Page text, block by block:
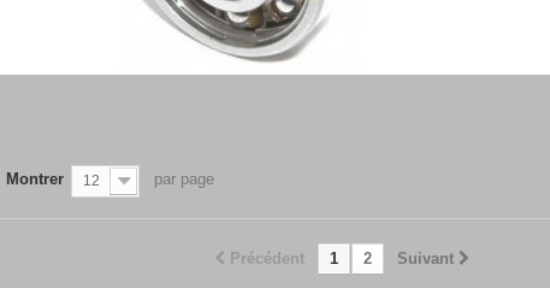
Montrer 12 par page
Précédent 1 2 Suivant